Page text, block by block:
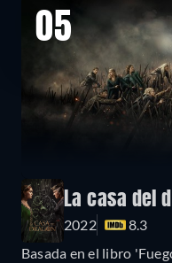
05
La casa del
2022
8.3
Basada en el libro